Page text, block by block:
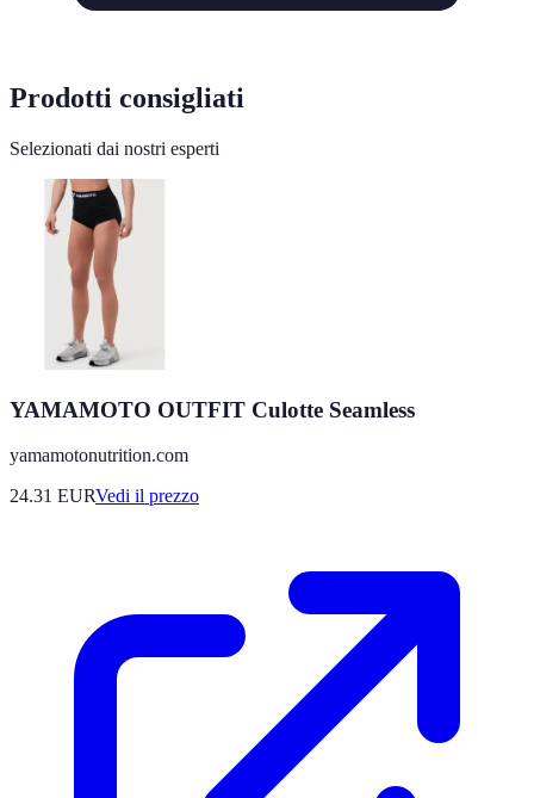
Prodotti consigliati
Selezionati dai nostri esperti
YAMAMOTO OUTFIT Culotte Seamless
yamamotonutrition.com
24.31 EURVedi il prezzo